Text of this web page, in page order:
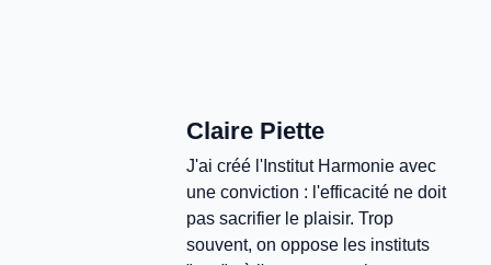
Claire Piette
J'ai créé l'Institut Harmonie avec
une conviction : l'efficacité ne doit
pas sacrifier le plaisir. Trop
souvent, on oppose les instituts